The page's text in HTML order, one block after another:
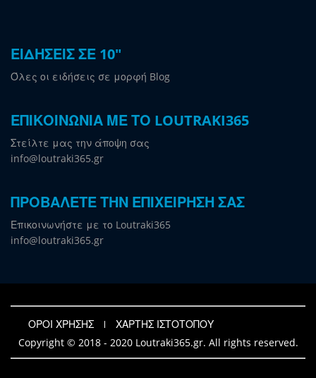
ΕΙΔΗΣΕΙΣ ΣΕ 10"
Όλες οι ειδήσεις σε μορφή Blog
ΕΠΙΚΟΙΝΩΝΙΑ ΜΕ ΤΟ LOUTRAKI365
Στείλτε μας την άποψη σας
info@loutraki365.gr
ΠΡΟΒΑΛΕΤΕ ΤΗΝ ΕΠΙΧΕΙΡΗΣΗ ΣΑΣ
Επικοινωνήστε με το Loutraki365
info@loutraki365.gr
ΟΡΟΙ ΧΡΗΣΗΣ
ΧΑΡΤΗΣ ΙΣΤΟΤΟΠΟΥ
Copyright © 2018 - 2020 Loutraki365.gr. All rights reserved.